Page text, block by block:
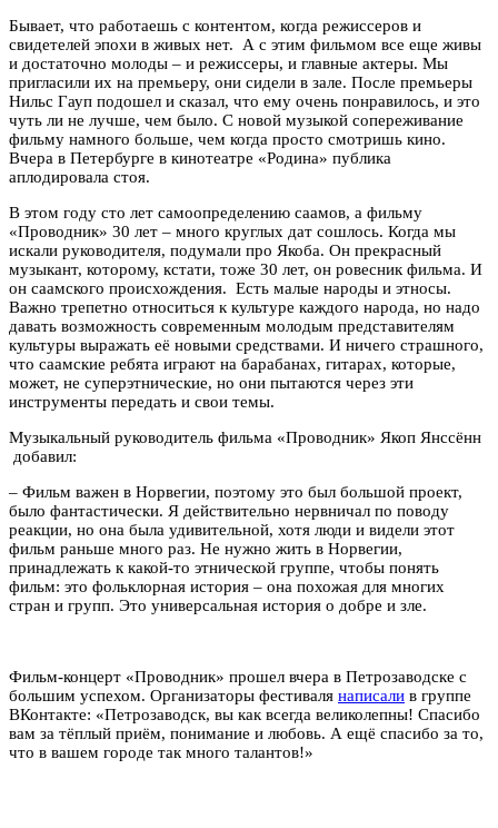
Бывает, что работаешь с контентом, когда режиссеров и
свидетелей эпохи в живых нет. А с этим фильмом все еще живы
и достаточно молоды – и режиссеры, и главные актеры. Мы
пригласили их на премьеру, они сидели в зале. После премьеры
Нильс Гауп подошел и сказал, что ему очень понравилось, и это
чуть ли не лучше, чем было. С новой музыкой сопереживание
фильму намного больше, чем когда просто смотришь кино.
Вчера в Петербурге в кинотеатре «Родина» публика
аплодировала стоя.
В этом году сто лет самоопределению саамов, а фильму
«Проводник» 30 лет – много круглых дат сошлось. Когда мы
искали руководителя, подумали про Якоба. Он прекрасный
музыкант, которому, кстати, тоже 30 лет, он ровесник фильма. И
он саамского происхождения. Есть малые народы и этносы.
Важно трепетно относиться к культуре каждого народа, но надо
давать возможность современным молодым представителям
культуры выражать её новыми средствами. И ничего страшного,
что саамские ребята играют на барабанах, гитарах, которые,
может, не суперэтнические, но они пытаются через эти
инструменты передать и свои темы.
Музыкальный руководитель фильма «Проводник» Якоп Янссённ
добавил:
– Фильм важен в Норвегии, поэтому это был большой проект,
было фантастически. Я действительно нервничал по поводу
реакции, но она была удивительной, хотя люди и видели этот
фильм раньше много раз. Не нужно жить в Норвегии,
принадлежать к какой-то этнической группе, чтобы понять
фильм: это фольклорная история – она похожая для многих
стран и групп. Это универсальная история о добре и зле.
Фильм-концерт «Проводник» прошел вчера в Петрозаводске с
большим успехом. Организаторы фестиваля написали в группе
ВКонтакте: «Петрозаводск, вы как всегда великолепны! Спасибо
вам за тёплый приём, понимание и любовь. А ещё спасибо за то,
что в вашем городе так много талантов!»